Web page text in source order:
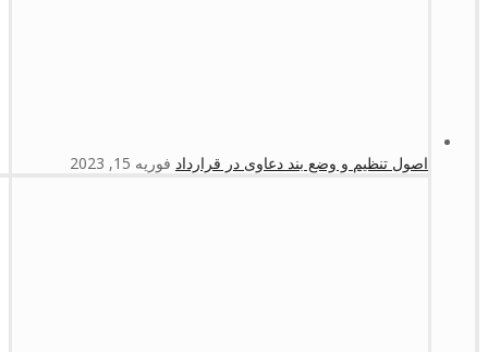
اصول تنظیم و وضع بند دعاوی در قرارداد فوریه 15, 2023